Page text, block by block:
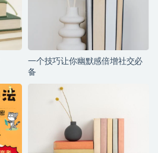
一个技巧让你幽默感倍增社交必
备